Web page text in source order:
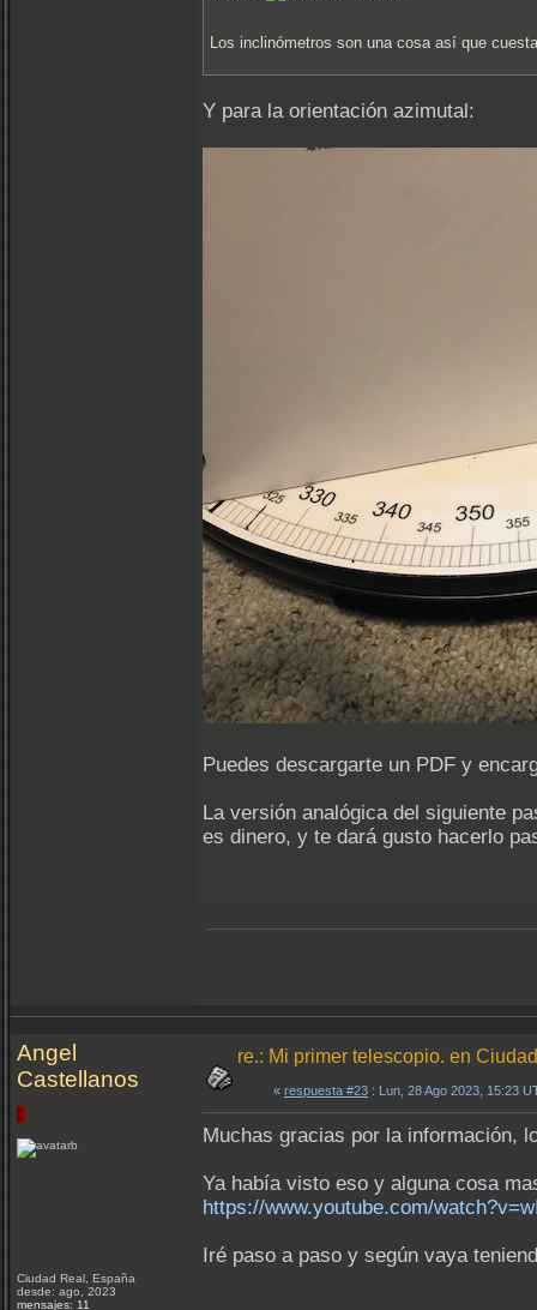
Los inclinómetros son una cosa así que
Y para la orientación azimutal:
Puedes descargarte un PDF y
La versión analógica del siguiente
es dinero, y te dará gusto hacerlo
Angel
Castellanos
Ciudad Real, España
desde: ago, 2023
mensajes: 11
re.: Mi primer telescopio. en
« respuesta #23 : Lun, 28 Ago 2023, 15:23
Muchas gracias por la información,
Ya había visto eso y alguna cosa
https://www.youtube.com/
Iré paso a paso y según vaya